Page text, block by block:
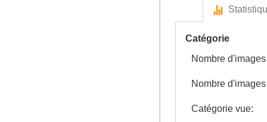
Catégorie
Nombre
Nombre
Catégorie vue: